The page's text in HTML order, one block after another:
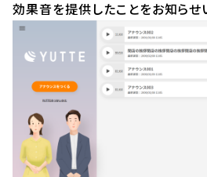
効果音を提供したことをお知らせ